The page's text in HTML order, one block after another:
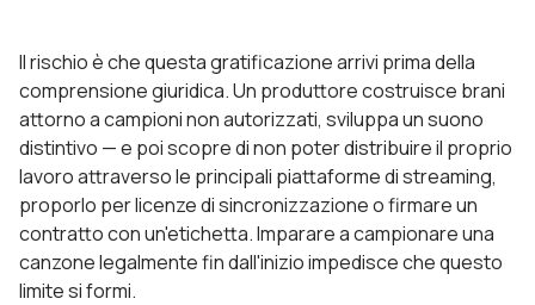
Il rischio è che questa gratificazione arrivi prima della
comprensione giuridica. Un produttore costruisce brani
attorno a campioni non autorizzati, sviluppa un suono
distintivo — e poi scopre di non poter distribuire il proprio
lavoro attraverso le principali piattaforme di streaming,
proporlo per licenze di sincronizzazione o firmare un
contratto con un'etichetta. Imparare a campionare una
canzone legalmente fin dall'inizio impedisce che questo
limite si formi.